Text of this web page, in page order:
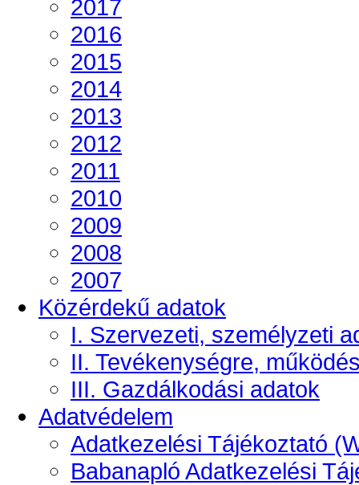
2017
2016
2015
2014
2013
2012
2011
2010
2009
2008
2007
Közérdekű adatok
I. Szervezeti, személyzeti
II. Tevékenységre,
III. Gazdálkodási adatok
Adatvédelem
Adatkezelési Tájékoztató
Babanapló Adatkezelési